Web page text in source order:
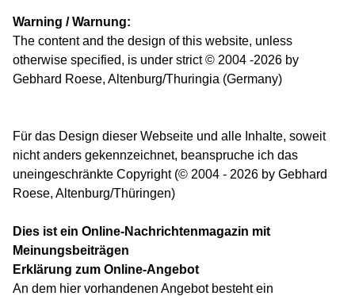
Warning / Warnung:
The content and the design of this website, unless
otherwise specified, is under strict © 2004 -2026 by
Gebhard Roese, Altenburg/Thuringia (Germany)
Für das Design dieser Webseite und alle Inhalte, soweit
nicht anders gekennzeichnet, beanspruche ich das
uneingeschränkte Copyright (© 2004 - 2026 by Gebhard
Roese, Altenburg/Thüringen)
Dies ist ein Online-Nachrichtenmagazin mit
Meinungsbeiträgen
Erklärung zum Online-Angebot
An dem hier vorhandenen Angebot besteht ein